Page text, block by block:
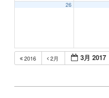
26
2016 2月 3月 2017